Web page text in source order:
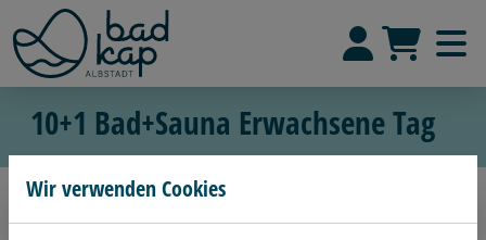
10+1 Bad+Sauna Erwachsene Tag
Artikel ist nicht verfügbar.
Wir verwenden Cookies